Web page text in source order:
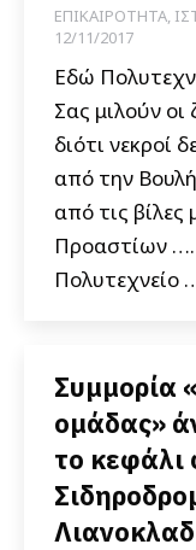
ΕΠΙΚΑΙΡΟΤΗΤΑ,
12/11/2017
Εδώ
Σας μιλούν
διότι νεκροί
από την
από τις βίλες
Προαστίων
Πολυτεχνείο
Συμμορία
ομάδας»
το